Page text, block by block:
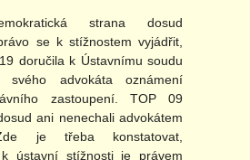
strana dosud
se k stížnostem vyjádřit,
doručila k Ústavnímu soudu
svého advokáta oznámení
zastoupení. TOP 09
ani nenechali advokátem
je třeba konstatovat,
ústavní stížnosti je právem